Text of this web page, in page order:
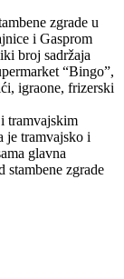
zgrade u
i Gasprom
broj sadržaja
“Bingo”,
igraone, frizerski
tramvajskim
je tramvajsko i
glavna
stambene zgrade